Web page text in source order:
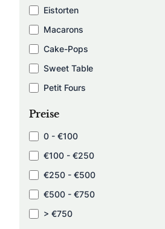
Eistorten
Macarons
Cake-Pops
Sweet Table
Petit Fours
Preise
0 - €100
€100 - €250
€250 - €500
€500 - €750
> €750